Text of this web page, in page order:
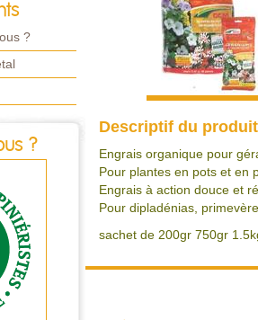
?
?
Descriptif du produit
Engrais organique pour
Pour plantes en pots et en
Engrais à action douce et
Pour dipladénias,
sachet de 200gr 750gr